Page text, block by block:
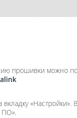
прошивки можно
«Настройки».
ПО».